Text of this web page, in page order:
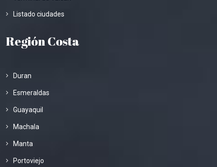
Listado ciudades
Región Costa
Duran
Esmeraldas
Guayaquil
Machala
Manta
Portoviejo